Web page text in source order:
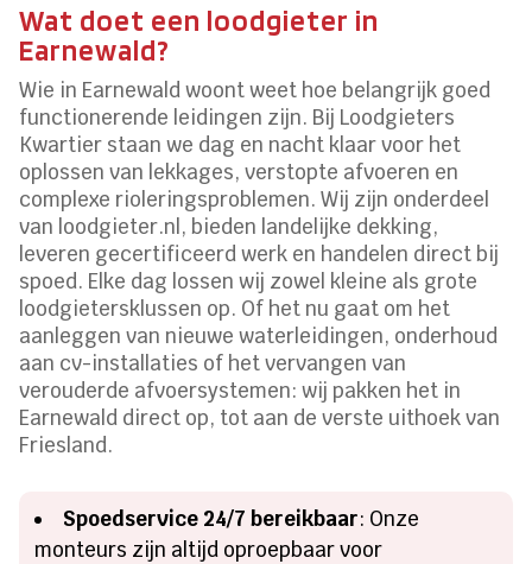
Wat doet een loodgieter in
Earnewald?
Wie in Earnewald woont weet hoe belangrijk goed
functionerende leidingen zijn. Bij Loodgieters
Kwartier staan we dag en nacht klaar voor het
oplossen van lekkages, verstopte afvoeren en
complexe rioleringsproblemen. Wij zijn onderdeel
van loodgieter.nl, bieden landelijke dekking,
leveren gecertificeerd werk en handelen direct bij
spoed. Elke dag lossen wij zowel kleine als grote
loodgietersklussen op. Of het nu gaat om het
aanleggen van nieuwe waterleidingen, onderhoud
aan cv-installaties of het vervangen van
verouderde afvoersystemen: wij pakken het in
Earnewald direct op, tot aan de verste uithoek van
Friesland.
Spoedservice 24/7 bereikbaar: Onze
monteurs zijn altijd oproepbaar voor